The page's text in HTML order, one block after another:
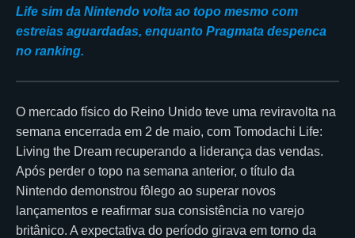
Life sim da Nintendo volta ao topo mesmo com
estreias aguardadas, enquanto Pragmata despenca
no ranking.
O mercado físico do Reino Unido teve uma reviravolta na
semana encerrada em 2 de maio, com Tomodachi Life:
Living the Dream recuperando a liderança das vendas.
Após perder o topo na semana anterior, o título da
Nintendo demonstrou fôlego ao superar novos
lançamentos e reafirmar sua consistência no varejo
britânico. A expectativa do período girava em torno da